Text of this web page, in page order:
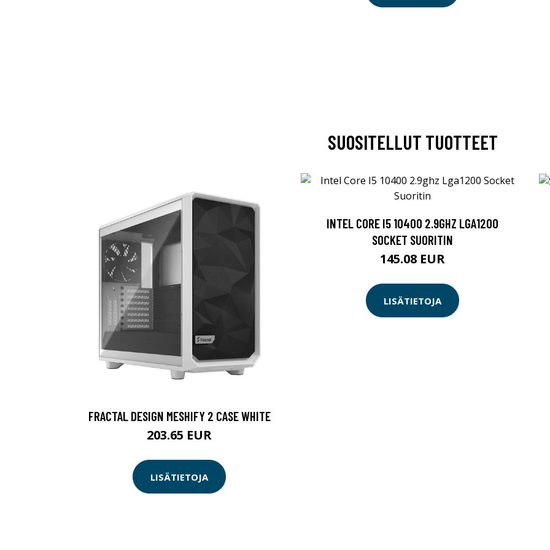
SUOSITELLUT TUOTTEET
FRACTAL DESIGN MESHIFY 2 CASE WHITE
203.65 EUR
LISÄTIETOJA
INTEL CORE I5 10400 2.9GHZ LGA1200
SOCKET SUORITIN
145.08 EUR
LISÄTIETOJA